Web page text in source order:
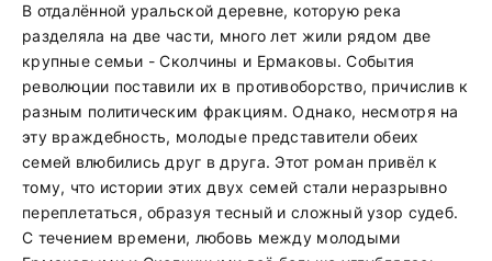
В отдалённой уральской деревне, которую река
разделяла на две части, много лет жили рядом две
крупные семьи - Сколчины и Ермаковы. События
революции поставили их в противоборство, причислив к
разным политическим фракциям. Однако, несмотря на
эту враждебность, молодые представители обеих
семей влюбились друг в друга. Этот роман привёл к
тому, что истории этих двух семей стали неразрывно
переплетаться, образуя тесный и сложный узор судеб.
С течением времени, любовь между молодыми